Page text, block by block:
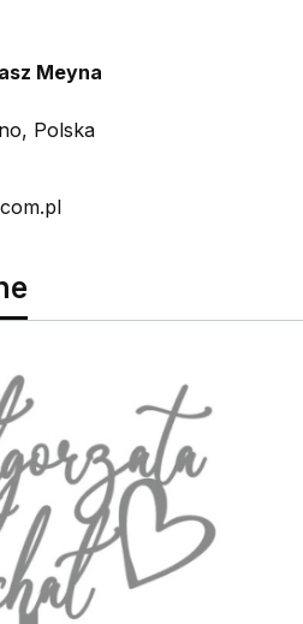
Meyna
Polska